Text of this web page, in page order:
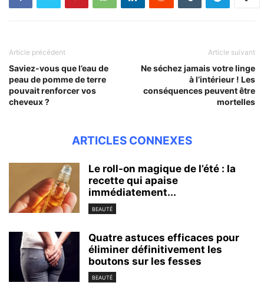
Article précédent
Saviez-vous que l’eau de
peau de pomme de terre
pouvait renforcer vos
cheveux ?
Article suivant
Ne séchez jamais votre linge
à l’intérieur ! Les
conséquences peuvent être
mortelles
ARTICLES CONNEXES
Le roll-on magique de l’été : la
recette qui apaise
immédiatement...
BEAUTÉ
Quatre astuces efficaces pour
éliminer définitivement les
boutons sur les fesses
BEAUTÉ